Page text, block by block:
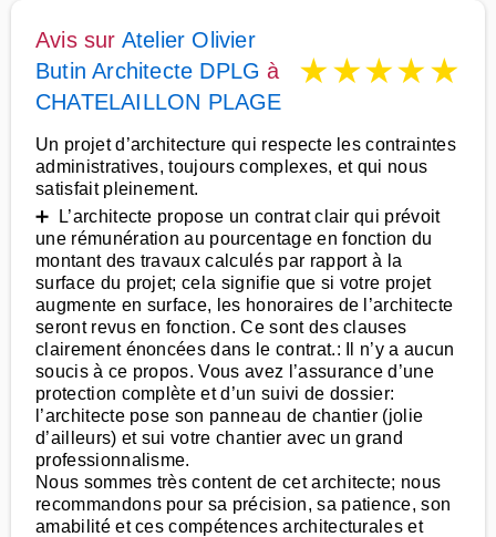
Avis sur Atelier Olivier
Butin Architecte DPLG à
CHATELAILLON PLAGE
★★★★★
Un projet d’architecture qui respecte les contraintes
administratives, toujours complexes, et qui nous
satisfait pleinement.
➕ L’architecte propose un contrat clair qui prévoit
une rémunération au pourcentage en fonction du
montant des travaux calculés par rapport à la
surface du projet; cela signifie que si votre projet
augmente en surface, les honoraires de l’architecte
seront revus en fonction. Ce sont des clauses
clairement énoncées dans le contrat.: Il n’y a aucun
soucis à ce propos. Vous avez l’assurance d’une
protection complète et d’un suivi de dossier:
l’architecte pose son panneau de chantier (jolie
d’ailleurs) et sui votre chantier avec un grand
professionnalisme.
Nous sommes très content de cet architecte; nous
recommandons pour sa précision, sa patience, son
amabilité et ces compétences architecturales et